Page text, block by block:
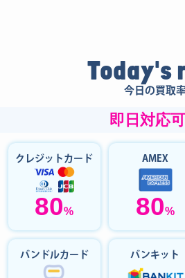
Today's
今日の買取
即日対応
クレジットカード
80%
AMEX
80%
バンドルカード バンキット